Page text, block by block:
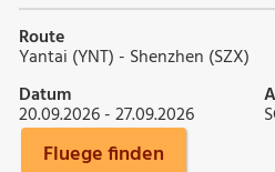
Route
Yantai (YNT) - Shenzhen (SZX)
Datum
20.09.2026 - 27.09.2026
Fluege finden